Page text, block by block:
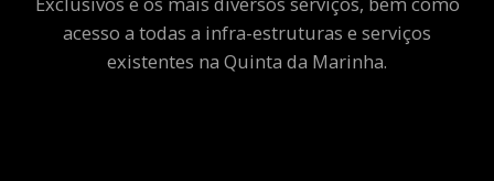
acesso a todas a infra-estruturas e serviços
existentes na Quinta da Marinha.